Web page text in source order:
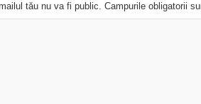
tău nu va fi public. Campurile obligatorii